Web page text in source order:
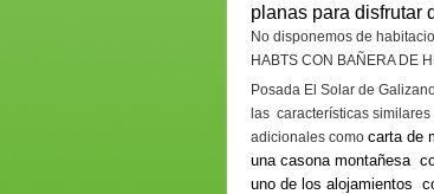
planas para disfrutar
No disponemos de
HABTS CON BAÑERA DE
Posada El Solar de
las características
adicionales como carta de
una casona montañesa
uno de los alojamientos